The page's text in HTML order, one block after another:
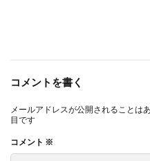
コメントを書く
メールアドレスが公開されることは
目です
コメント ※